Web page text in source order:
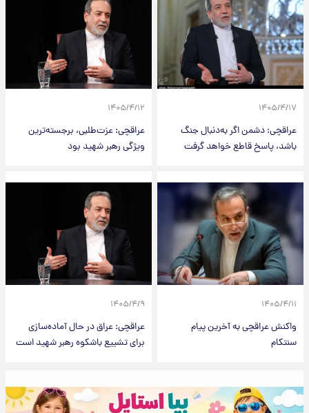
۱۴۰۵/۴/۱۷
عراقچی: دشمن اگر به‌دنبال جنگ
باشد، پاسخ قاطع خواهد گرفت
۱۴۰۵/۴/۱۲
عراقچی: عزت‌طلبی، برجسته‌ترین
ویژگی رهبر شهید بود
۱۴۰۵/۴/۱۱
واکنش عراقچی به آخرین پیام
سنتکام
۱۴۰۵/۴/۹
عراقچی: عراق در حال آماده‌سازی
برای تشییع باشکوه رهبر شهید است